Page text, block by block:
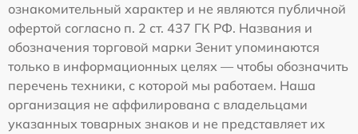
ознакомительный характер и не являются публичной
офертой согласно п. 2 ст. 437 ГК РФ. Названия и
обозначения торговой марки Зенит упоминаются
только в информационных целях — чтобы обозначить
перечень техники, с которой мы работаем. Наша
организация не аффилирована с владельцами
указанных товарных знаков и не представляет их